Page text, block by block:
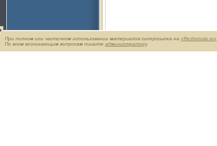
При полном или частичном использовании материалов гиперссылка на «Reshetoria.ru»
По всем возникающим вопросам пишите администратору.